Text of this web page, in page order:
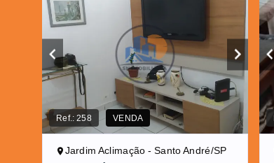
Ref.:258 VENDA
Jardim Aclimação - Santo André/SP